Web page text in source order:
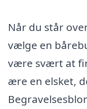
Når du står
vælge en
være svært at
ære en elsket,